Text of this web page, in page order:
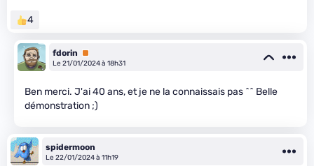
4
fdorin
Premium
Le 21/01/2024 à 18h31
Ben merci. J'ai 40 ans, et je ne la connaissais pas ^^ Belle
démonstration ;)
spidermoon
Le 22/01/2024 à 11h19